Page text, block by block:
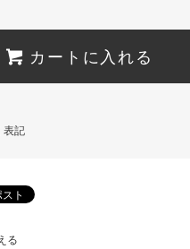
カートに入れる
表記
る